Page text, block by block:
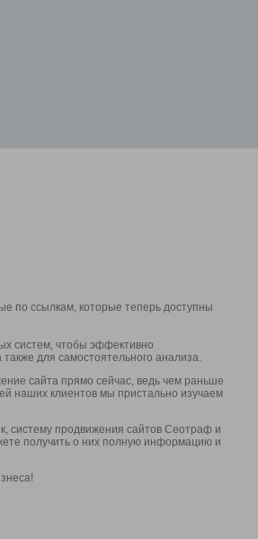
по ссылкам, которые теперь доступны
систем, чтобы эффективно
для самостоятельного анализа.
сайта прямо сейчас, ведь чем раньше
наших клиентов мы пристально изучаем
систему продвижения сайтов Сеотраф и
получить о них полную информацию и